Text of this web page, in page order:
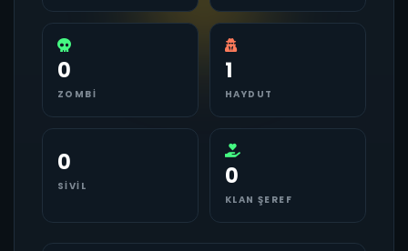
0
ZOMBI
1
HAYDUT
0
SIVIL 0
KLAN ŞEREF